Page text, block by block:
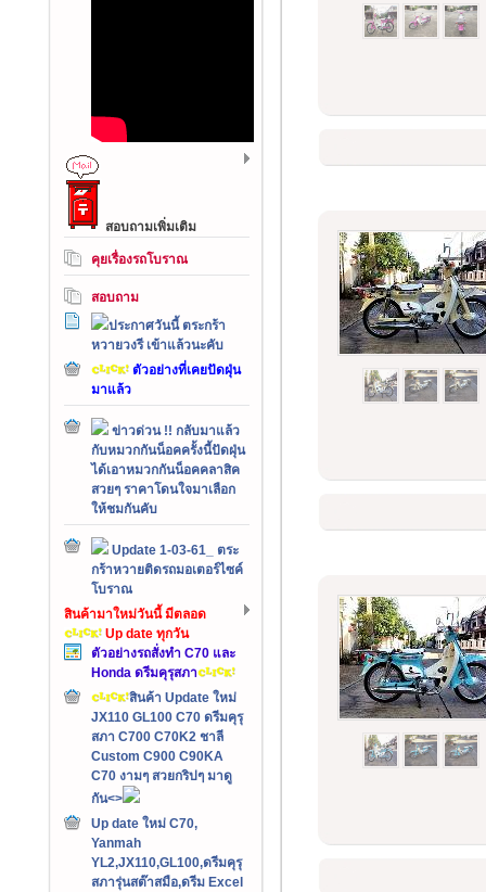
สอบถามเพิ่มเติม
คุยเรื่องรถโบราณ
สอบถาม
ประกาศวันนี้ ตระกร้า
หวายวงรี เข้าแล้วนะคับ
ตัวอย่างที่เคยปัดฝุ่น
มาแล้ว
ข่าวด่วน !! กลับมาแล้ว
กับหมวกกันน็อคครั้งนี้ปัดฝุ่น
ได้เอาหมวกกันน็อคคลาสิค
สวยๆ ราคาโดนใจมาเลือก
ให้ชมกันคับ
Update 1-03-61_ ตระ
กร้าหวายติดรถมอเตอร์ไซค์
โบราณ
สินค้ามาใหม่วันนี้ มีตลอด
Up date ทุกวัน
ตัวอย่างรถสั่งทำ C70 และ
Honda ดรีมคุรุสภา
สินค้า Update ใหม่
JX110 GL100 C70 ดรีมคุรุ
สภา C700 C70K2 ชาลี
Custom C900 C90KA
C70 งามๆ สวยกริปๆ มาดู
กัน<>
Up date ใหม่ C70,
Yanmah
YL2,JX110,GL100,ดรีมคุรุ
สภารุ่นสต๊าสมือ,ดรีม Excel